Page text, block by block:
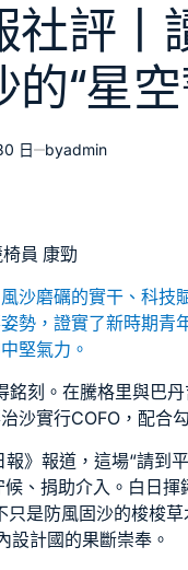
社評丨
“星
日 byadmin
椅員 康勁
沙磨礪的實干、科技
勢，證實了新時期青
堅氣力。
刻。在騰格里與巴
沙實行COFO ，配合
報》報道，這場“請到
、捐助介入。白日
只是防風固沙的梭梭
設計國的果斷崇奉。